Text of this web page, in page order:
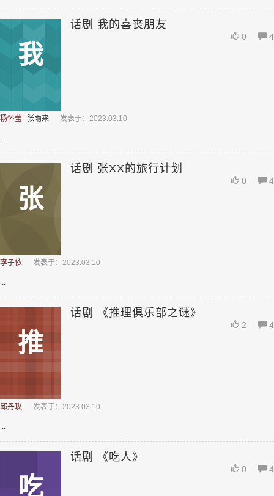
我
话剧 我的喜丧朋友
0 4
杨怀莹 张雨来 发表于：2023.03.10
...
张
话剧 张XX的旅行计划
0 4
李子依 发表于：2023.03.10
...
推
话剧 《推理俱乐部之谜》
2 4
邱丹玫 发表于：2023.03.10
...
吃
话剧 《吃人》
0 4